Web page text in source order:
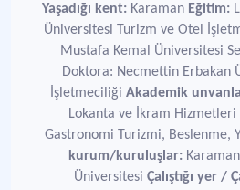
Yaşadığı kent: Karaman Eğitim:
Üniversitesi Turizm ve Otel
Mustafa Kemal Üniversitesi
Doktora: Necmettin Erbakan
İşletmeciliği Akademik
Lokanta ve İkram Hizmetleri
Gastronomi Turizmi, Beslenme,
kurum/kuruluşlar:
Üniversitesi Çalıştığı yer /